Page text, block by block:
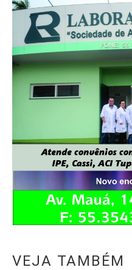
VEJA TAMBÉM